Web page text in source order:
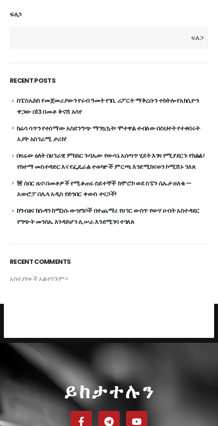
ፍለጋ
ፍለጋ
RECENT POSTS
ስፔስኤክስ የመጀመሪያውን የሩብ ዓመት የገቢ ሪፖርት ማቅረቡን ተከትሎ የአክሲዮን
ዋጋው በ13 በመቶ ቅናሽ አሳየ
ከሬሳ ሳጥን የተሰማው አስደንግጭ ማንኳኳት፡ ሞተዋል ተብለው በስህተት የተቀበሩት
አያት አስገራሚ ታሪክ!
በዛሬው ዕለት በሀገራዊ ምክክር ጉባኤው የውሳኔ አሰጣጥ ሂደት እገዛ የሚያደርጉ የክልል፣
የከተማ መስተዳድር እና የፌዴራል ተወካዮች ምርጫ እንደሚከናወን ኮሚሽኑ ገለጸ
🚨 ሰበር ዜና፡ በመቶዎች የሚቆጠሩ ስደተኞች ከሞሮኮ ወደ ስፔን ሴኡታ ዘለቁ —
አውሮፓ በሌላ አዲስ የድንበር ቀውስ ተናጋች!
ከግብፅና ከሱዳን ከሚነሱ ውዝግቦች በተጨማሪ የሀገር ውስጥ የውሃ ሀብት አስተዳደር
የግጭት መንስኤ እንዳይሆን ሊሠራ እንደሚገባ ተገለጸ
RECENT COMMENTS
አስተያየቶች አልተገኙም።
ይከታተሉን